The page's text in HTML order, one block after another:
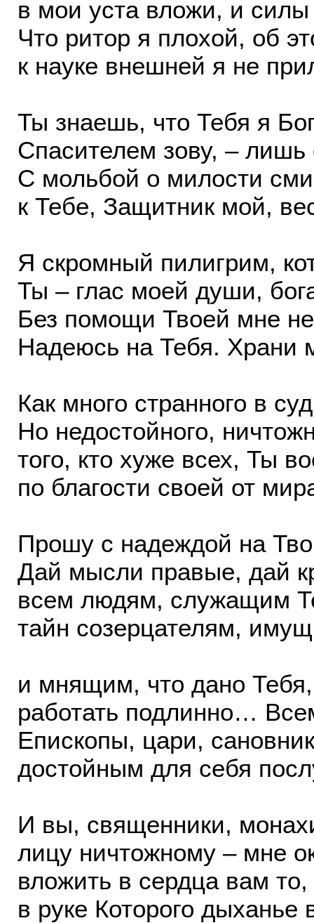
в мои уста вложи, и
Что ритор я плохой, об
к науке внешней я не
Ты знаешь, что Тебя я
Спасителем зову, – лишь
С мольбой о милости
к Тебе, Защитник мой,
Я скромный пилигрим,
Ты – глас моей души,
Без помощи Твоей мне
Надеюсь на Тебя. Храни
Как много странного в
Но недостойного,
того, кто хуже всех, Ты
по благости своей от
Прошу с надеждой на
Дай мысли правые, дай
всем людям, служащим
тайн созерцателям,
и мнящим, что дано
работать подлинно…
Епископы, цари,
достойным для себя
И вы, священники,
лицу ничтожному – мне
вложить в сердца вам
в руке Которого дыханье